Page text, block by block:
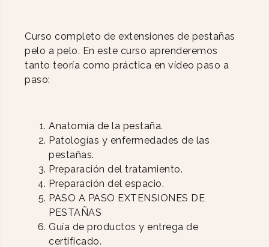
Curso completo de extensiones de pestañas
pelo a pelo. En este curso aprenderemos
tanto teoría como práctica en vídeo paso a
paso:
Anatomía de la pestaña.
Patologías y enfermedades de las
pestañas.
Preparación del tratamiento.
Preparación del espacio.
PASO A PASO EXTENSIONES DE
PESTAÑAS
Guía de productos y entrega de
certificado.